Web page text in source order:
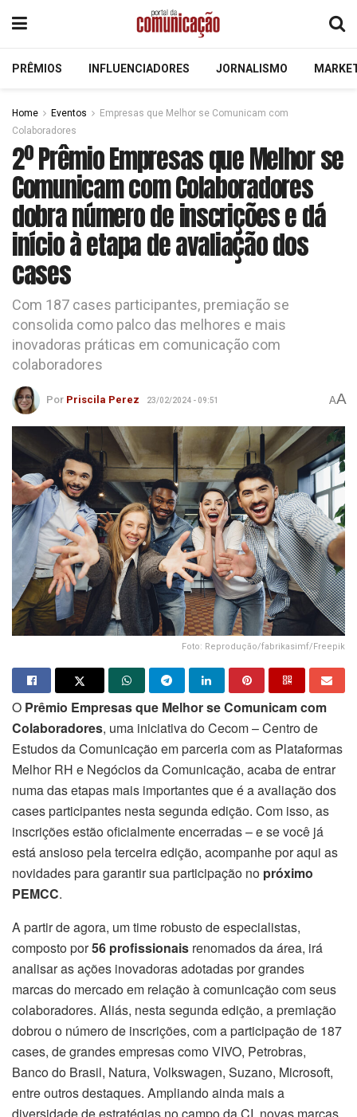
PRÊMIOS INFLUENCIADORES JORNALISMO
Home Eventos
Empresas que Melhor se Comunicam com
Colaboradores
2º Prêmio Empresas que Melhor se
Comunicam com Colaboradores
dobra número de inscrições e dá
início à etapa de avaliação dos
cases
Com 187 cases participantes, premiação se
consolida como palco das melhores e mais
inovadoras práticas em comunicação com
colaboradores
Por Priscila Perez 23/02/2024 - 09:51 AA
Foto: Reprodução/fabrikasimf/Freepik
O Prêmio Empresas que Melhor se Comunicam com
Colaboradores, uma iniciativa do Cecom – Centro de
Estudos da Comunicação em parceria com as Plataformas
Melhor RH e Negócios da Comunicação, acaba de entrar
numa das etapas mais importantes que é a avaliação dos
cases participantes nesta segunda edição. Com isso, as
inscrições estão oficialmente encerradas – e se você já
está ansioso pela terceira edição, acompanhe por aqui as
novidades para garantir sua participação no próximo
PEMCC.
A partir de agora, um time robusto de especialistas,
composto por56 profissionais renomados da área, irá
analisar as ações inovadoras adotadas por grandes
marcas do mercado em relação à comunicação com seus
colaboradores. Aliás, nesta segunda edição, a premiação
dobrou o número de inscrições, com a participação de 187
cases, de grandes empresas como VIVO, Petrobras,
Banco do Brasil, Natura, Volkswagen, Suzano, Microsoft,
entre outros destaques. Ampliando ainda mais a
diversidade de estratégias no campo da CI, novas marcas